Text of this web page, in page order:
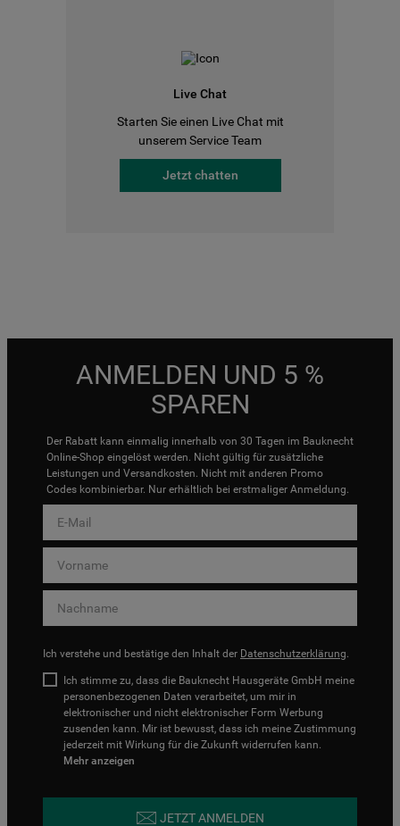
Live Chat
Starten Sie einen Live Chat mit
unserem Service Team
Jetzt chatten
ANMELDEN UND 5 %
SPAREN
Der Rabatt kann einmalig innerhalb von 30 Tagen im Bauknecht
Online-Shop eingelöst werden. Nicht gültig für zusätzliche
Leistungen und Versandkosten. Nicht mit anderen Promo
Codes kombinierbar. Nur erhältlich bei erstmaliger Anmeldung.
Ich verstehe und bestätige den Inhalt der Datenschutzerklärung.
Ich stimme zu, dass die Bauknecht Hausgeräte GmbH meine
personenbezogenen Daten verarbeitet, um mir in
elektronischer und nicht elektronischer Form Werbung
zusenden kann. Mir ist bewusst, dass ich meine Zustimmung
jederzeit mit Wirkung für die Zukunft widerrufen kann.
Mehr anzeigen
JETZT ANMELDEN